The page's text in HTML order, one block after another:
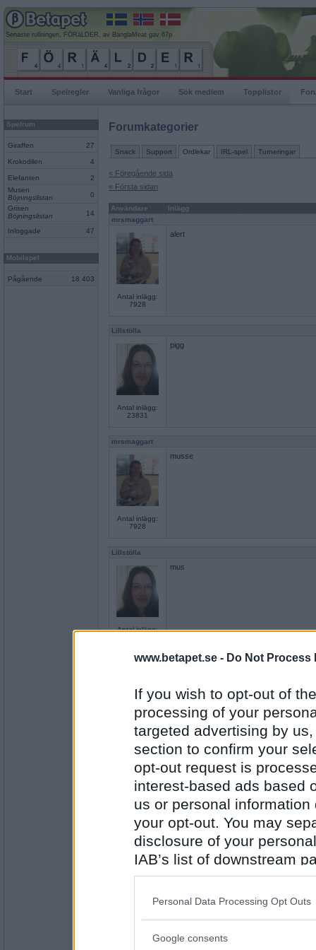
www.betapet.se - Do Not Process
If you wish to opt-out of
processing of your
targeted advertising by
section to confirm your
opt-out request is
interest-based ads based
us or personal
your opt-out. You may
disclosure of your
IAB’s list of downstream
also be disclosed by us
Downstream Participants
Please note that this
Personal Data Processing Opt Outs
Google consents
Senaste rullningen, FÖRäLDER, av BanglaMeat gav 67p
Start Spelregler Vanliga frågor Sök medlem Topplistor
Spelrum
Giraffen 27
Krokodilen 4
Elefanten
2
Musen
Böjningslistan
0
Grisen
Böjningslistan
14
Inloggade 47
Mobilspel
Pågående 18 403
Forumkategorier
Snack Support Ordlekar IRL-spel Turneringar
« Föregående sida
« Första sidan
Användare
Inlägg
mrsmaggart
Antal inlägg:
7928
alert
Lillstölla
Antal inlägg:
23831
pigg
mrsmaggart
Antal inlägg:
7928
musse
Lillstölla
Antal inlägg:
mus
mrsmaggart
Antal inlägg:
7928
Lillstölla
23831
hyvel
rakning